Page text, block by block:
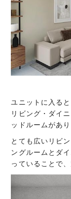
ユニットに入る
リビング・ダイ
ッドルームがあり
とても広いリビ
ングルームとダ
っていることで